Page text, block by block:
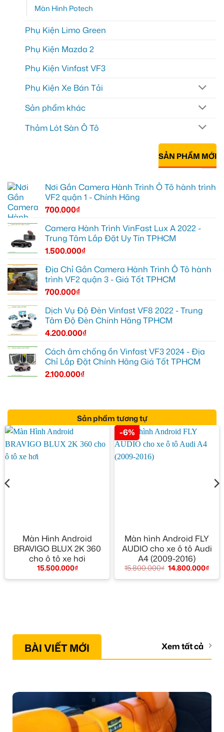
Màn Hình Potech
Phụ Kiện Limo Green
Phụ Kiện Mazda 2
Phụ Kiện Vinfast VF3
Phụ Kiện Xe Bán Tải
Sản phẩm khác
Thảm Lót Sàn Ô Tô
SẢN PHẨM MỚI
Nơi Gắn Camera Hành Trình Ô Tô hành trình
VF2 quận 1 - Chính Hãng
700.000₫
Camera Hành Trình VinFast Lux A 2022 -
Trung Tâm Lắp Đặt Uy Tín TPHCM
1.500.000₫
Địa Chỉ Gắn Camera Hành Trình Ô Tô hành
trình VF2 quận 3 - Giá Tốt TPHCM
700.000₫
Dịch Vụ Độ Đèn Vinfast VF8 2022 - Trung
Tâm Độ Đèn Chính Hãng TPHCM
4.200.000₫
Cách âm chống ồn Vinfast VF3 2024 - Địa
Chỉ Lắp Đặt Chính Hãng Giá Tốt TPHCM
2.100.000₫
Sản phẩm tương tự
Màn Hình Android
BRAVIGO BLUX 2K 360
cho ô tô xe hơi
15.500.000₫
-6%
Màn hình Android FLY
AUDIO cho xe ô tô Audi
A4 (2009-2016)
15.800.000₫ 14.800.000₫
BÀI VIẾT MỚI Xem tất cả